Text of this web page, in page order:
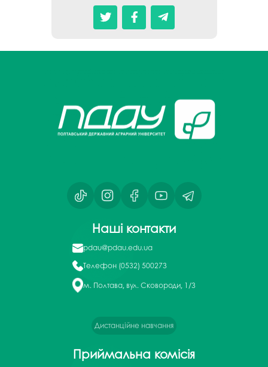
Наші контакти
pdau@pdau.edu.ua
Телефон (0532) 500273
м. Полтава, вул. Сковороди, 1/3
Дистанційне навчання
Приймальна комісія